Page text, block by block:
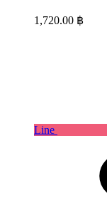
1,720.00 ฿
Line